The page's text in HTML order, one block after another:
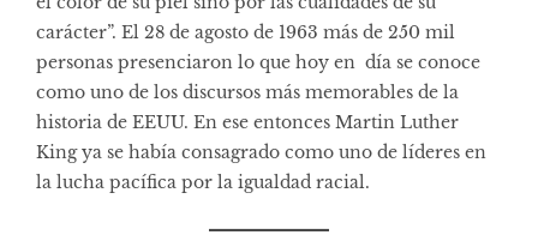
carácter”. El 28 de agosto de 1963 más de 250 mil
personas presenciaron lo que hoy en día se conoce
como uno de los discursos más memorables de la
historia de EEUU. En ese entonces Martin Luther
King ya se había consagrado como uno de líderes en
la lucha pacífica por la igualdad racial.